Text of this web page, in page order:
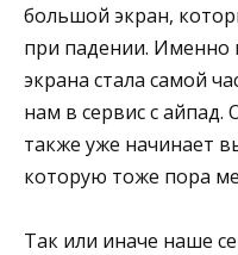
большой экран,
при падении.
экрана стала самой
нам в сервис с айпад.
также уже начинает
которую тоже пора
Так или иначе наше